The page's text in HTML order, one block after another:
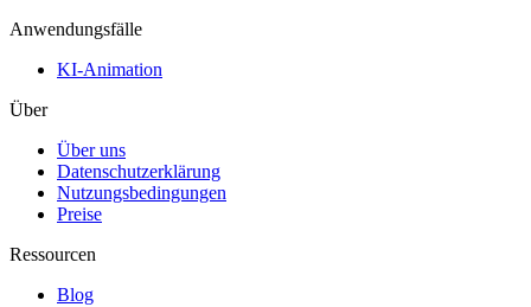
Anwendungsfälle
KI-Animation
Über
Über uns
Datenschutzerklärung
Nutzungsbedingungen
Preise
Ressourcen
Blog